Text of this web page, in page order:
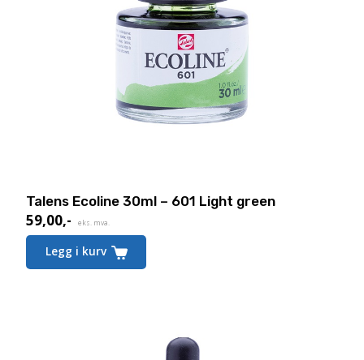
Talens Ecoline 30ml – 601 Light green
59,00,- eks. mva.
Legg i kurv